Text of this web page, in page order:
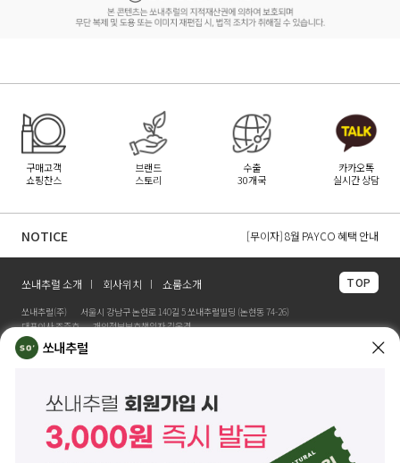
구매고객
쇼핑찬스
브랜드
스토리
수출
30개국
카카오톡
실시간 상담
NOTICE
[무이자] 8월 토스페이 무이자 할부안내
[무이자] 8월 PAYCO 혜택 안내
쏘내추럴 소개 회사위치 쇼룸소개 TOP
쏘내추럴(주)
서울시 강남구 논현로 140길 5 쏘내추럴빌딩 (논현동 74-26)
대표이사 조주호
개인정보보호책임자 김옥경
사업자등록번호 261-81-21889
제품/배송 문의
본사 고객센터 문의02-573-6769 (평일 10:00~18:00 / 점심시간 12:30~13:30)
해외 수출 문의
쏘내추럴